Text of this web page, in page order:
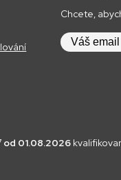
Chcete,
od 01.08.2026